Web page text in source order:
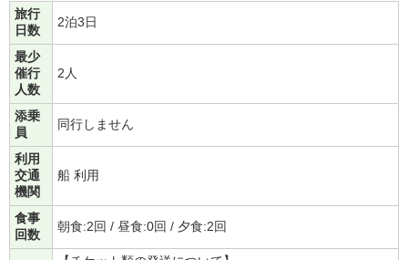
旅行
日数
2泊3日
最少
催行
人数
2人
添乗
員
同行しません
利用
交通
機関
船 利用
食事
回数
朝食:2回 / 昼食:0回 / 夕食:2回